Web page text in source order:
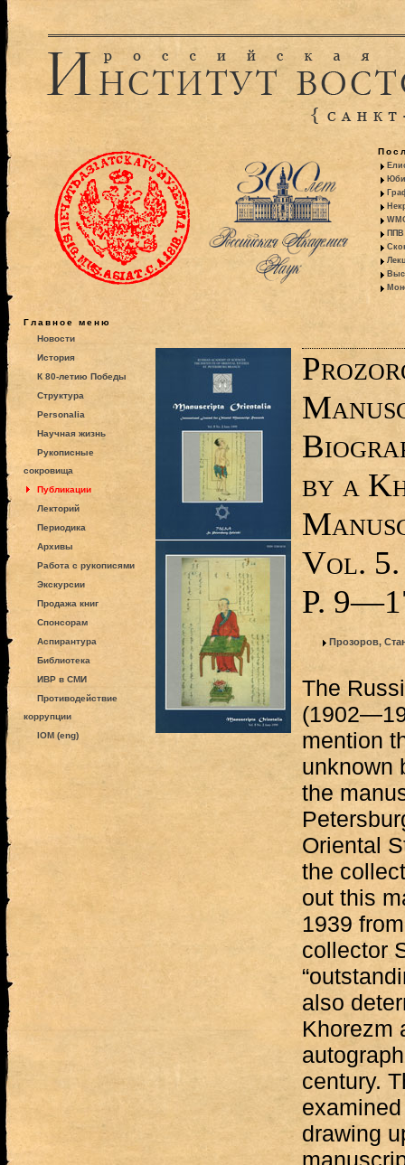
ППВ
Главное меню
Новости
История
К 80-летию Победы
Структура
Personalia
Научная жизнь
Рукописные
сокровища
Публикации
Лекторий
Периодика
Архивы
Работа с рукописями
Экскурсии
Продажа книг
Спонсорам
Аспирантура
Библиотека
ИВР в СМИ
Противодействие
коррупции
IOM (eng)
by a
Vol. 5.
P.
Прозоров,
The
mention
unknown
the
Oriental
the
out this
1939
collector
also
Khorezm
century.
drawing